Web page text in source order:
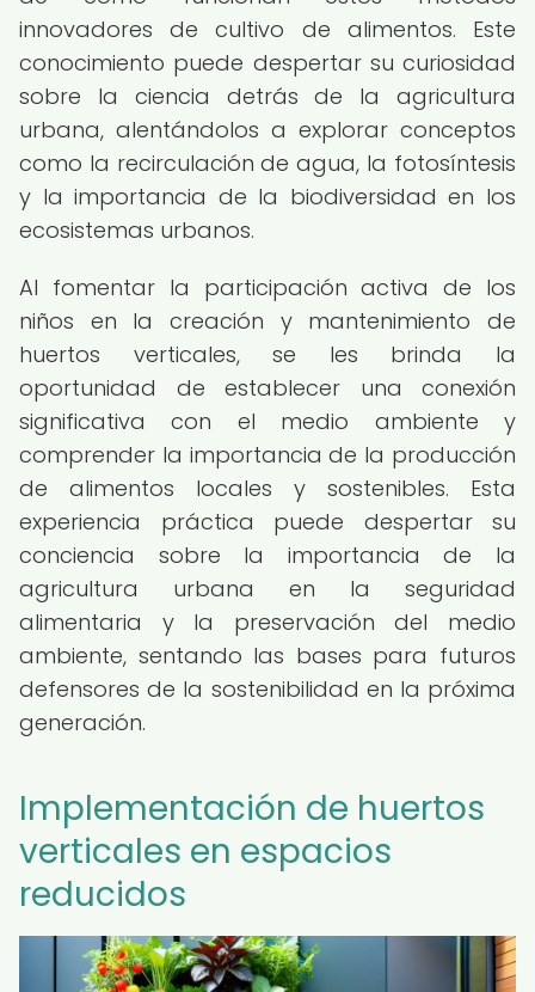
innovadores de cultivo de alimentos. Este
conocimiento puede despertar su curiosidad
sobre la ciencia detrás de la agricultura
urbana, alentándolos a explorar conceptos
como la recirculación de agua, la fotosíntesis
y la importancia de la biodiversidad en los
ecosistemas urbanos.
Al fomentar la participación activa de los
niños en la creación y mantenimiento de
huertos verticales, se les brinda la
oportunidad de establecer una conexión
significativa con el medio ambiente y
comprender la importancia de la producción
de alimentos locales y sostenibles. Esta
experiencia práctica puede despertar su
conciencia sobre la importancia de la
agricultura urbana en la seguridad
alimentaria y la preservación del medio
ambiente, sentando las bases para futuros
defensores de la sostenibilidad en la próxima
generación.
Implementación de huertos
verticales en espacios
reducidos